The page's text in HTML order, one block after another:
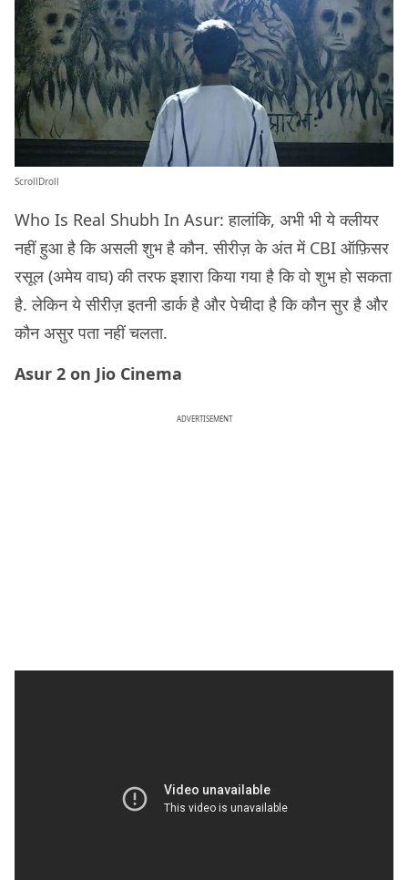
ScrollDroll
Who Is Real Shubh In Asur: हालांकि, अभी भी ये क्लीयर
नहीं हुआ है कि असली शुभ है कौन. सीरीज़ के अंत में CBI ऑफ़िसर
रसूल (अमेय वाघ) की तरफ इशारा किया गया है कि वो शुभ हो सकता
है. लेकिन ये सीरीज़ इतनी डार्क है और पेचीदा है कि कौन सुर है और
कौन असुर पता नहीं चलता.
Asur 2 on Jio Cinema
ADVERTISEMENT